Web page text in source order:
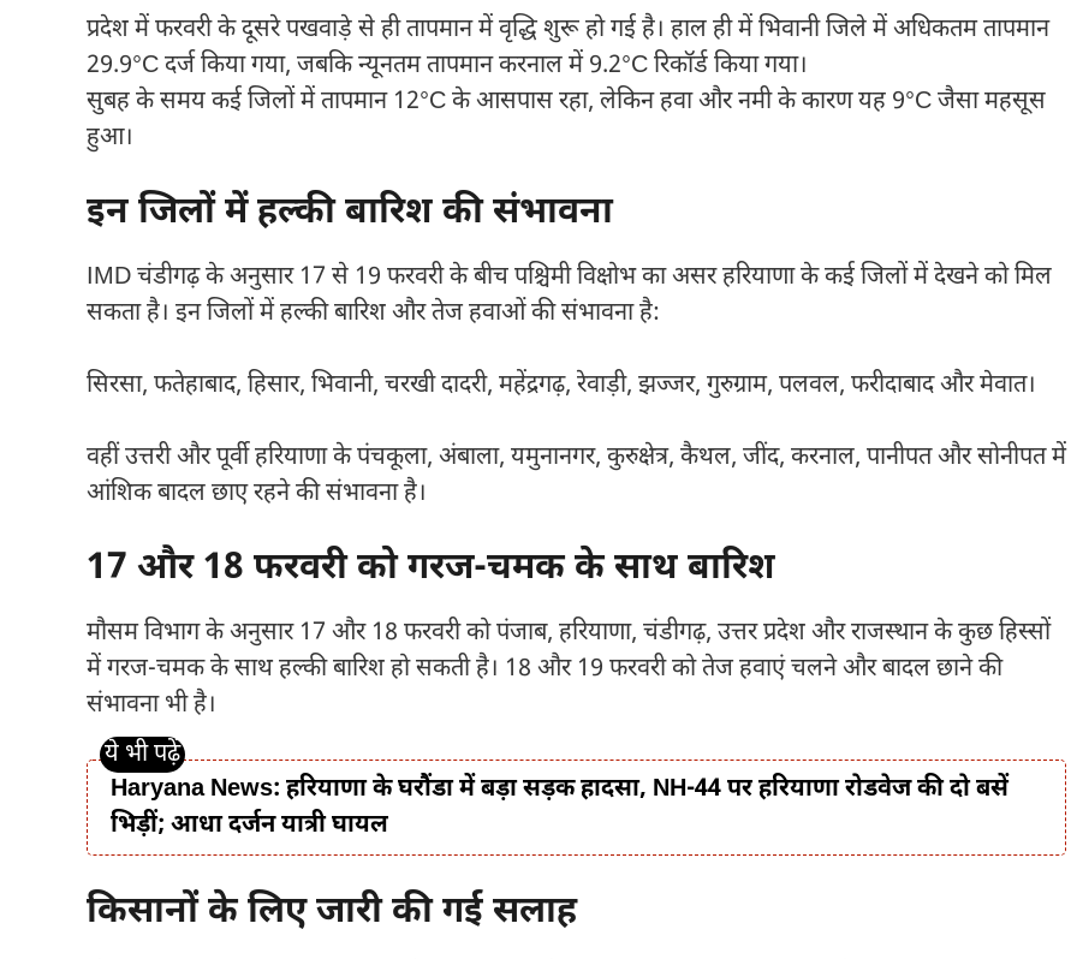
प्रदेश में फरवरी के दूसरे पखवाड़े से ही तापमान में वृद्धि शुरू हो गई है। हाल ही मेंभिवानीजिले में अधिकतम तापमान
29.9°C दर्ज किया गया, जबकि न्यूनतम तापमानकरनालमें 9.2°C रिकॉर्ड किया गया।
सुबह के समय कई जिलों में तापमान 12°C के आसपास रहा, लेकिन हवा और नमी के कारण यह 9°C जैसा महसूस
हुआ।
इन जिलों में हल्की बारिश की संभावना
IMD चंडीगढ़ के अनुसार 17 से 19 फरवरी के बीच पश्चिमी विक्षोभ का असर हरियाणा के कई जिलों में देखने को मिल
सकता है। इन जिलों में हल्की बारिश और तेज हवाओं की संभावना है:
सिरसा, फतेहाबाद, हिसार, भिवानी, चरखी दादरी, महेंद्रगढ़, रेवाड़ी, झज्जर, गुरुग्राम, पलवल, फरीदाबाद और मेवात।
वहीं उत्तरी और पूर्वी हरियाणा के पंचकूला, अंबाला, यमुनानगर, कुरुक्षेत्र, कैथल, जींद, करनाल, पानीपत और सोनीपत में
आंशिक बादल छाए रहने की संभावना है।
17 और 18 फरवरी को गरज-चमक के साथ बारिश
मौसम विभाग के अनुसार 17 और 18 फरवरी को पंजाब, हरियाणा, चंडीगढ़, उत्तर प्रदेश और राजस्थान के कुछ हिस्सों
में गरज-चमक के साथ हल्की बारिश हो सकती है। 18 और 19 फरवरी को तेज हवाएं चलने और बादल छाने की
संभावना भी है।
Haryana News: हरियाणा के घरौंडा में बड़ा सड़क हादसा, NH-44 पर हरियाणा रोडवेज की दो बसें
भिड़ीं; आधा दर्जन यात्री घायल
किसानों के लिए जारी की गई सलाह